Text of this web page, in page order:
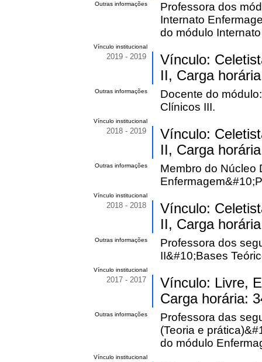
Outras informações
Professora dos
Internato
do módulo
Vínculo institucional
2019 - 2019
Vínculo:
II, Carga
Outras informações
Docente do
Clínicos III.
Vínculo institucional
2018 - 2019
Vínculo:
II, Carga
Outras informações
Membro do Núcleo
Vínculo institucional
2018 - 2018
Vínculo:
II, Carga
Outras informações
Professora dos
II&#10;Bases
Vínculo institucional
2017 - 2017
Vínculo: Livre,
Carga horária:
Outras informações
Professora das
(Teoria e
do módulo
Vínculo institucional